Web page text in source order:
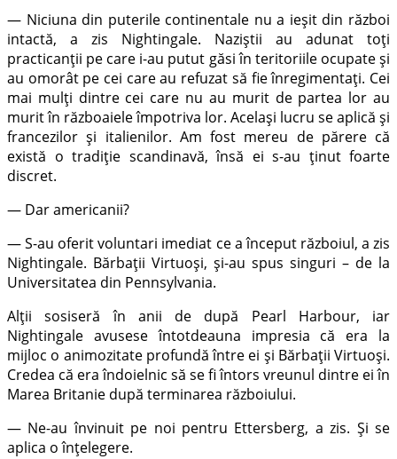
— Niciuna din puterile continentale nu a ieșit din război
intactă, a zis Nightingale. Naziștii au adunat toți
practicanții pe care i-au putut găsi în teritoriile ocupate și
au omorât pe cei care au refuzat să fie înregimentați. Cei
mai mulți dintre cei care nu au murit de partea lor au
murit în războaiele împotriva lor. Același lucru se aplică și
francezilor și italienilor. Am fost mereu de părere că
există o tradiție scandinavă, însă ei s-au ținut foarte
discret.
— Dar americanii?
— S-au oferit voluntari imediat ce a început războiul, a zis
Nightingale. Bărbații Virtuoși, și-au spus singuri – de la
Universitatea din Pennsylvania.
Alții sosiseră în anii de după Pearl Harbour, iar
Nightingale avusese întotdeauna impresia că era la
mijloc o animozitate profundă între ei și Bărbații Virtuoși.
Credea că era îndoielnic să se fi întors vreunul dintre ei în
Marea Britanie după terminarea războiului.
— Ne-au învinuit pe noi pentru Ettersberg, a zis. Și se
aplica o înțelegere.